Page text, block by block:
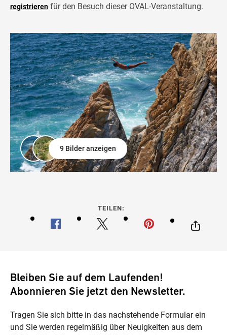
registrieren für den Besuch dieser OVAL-Veranstaltung.
9 Bilder anzeigen
TEILEN:
Bleiben Sie auf dem Laufenden!
Abonnieren Sie jetzt den Newsletter.
Tragen Sie sich bitte in das nachstehende Formular ein
und Sie werden regelmäßig über Neuigkeiten aus dem